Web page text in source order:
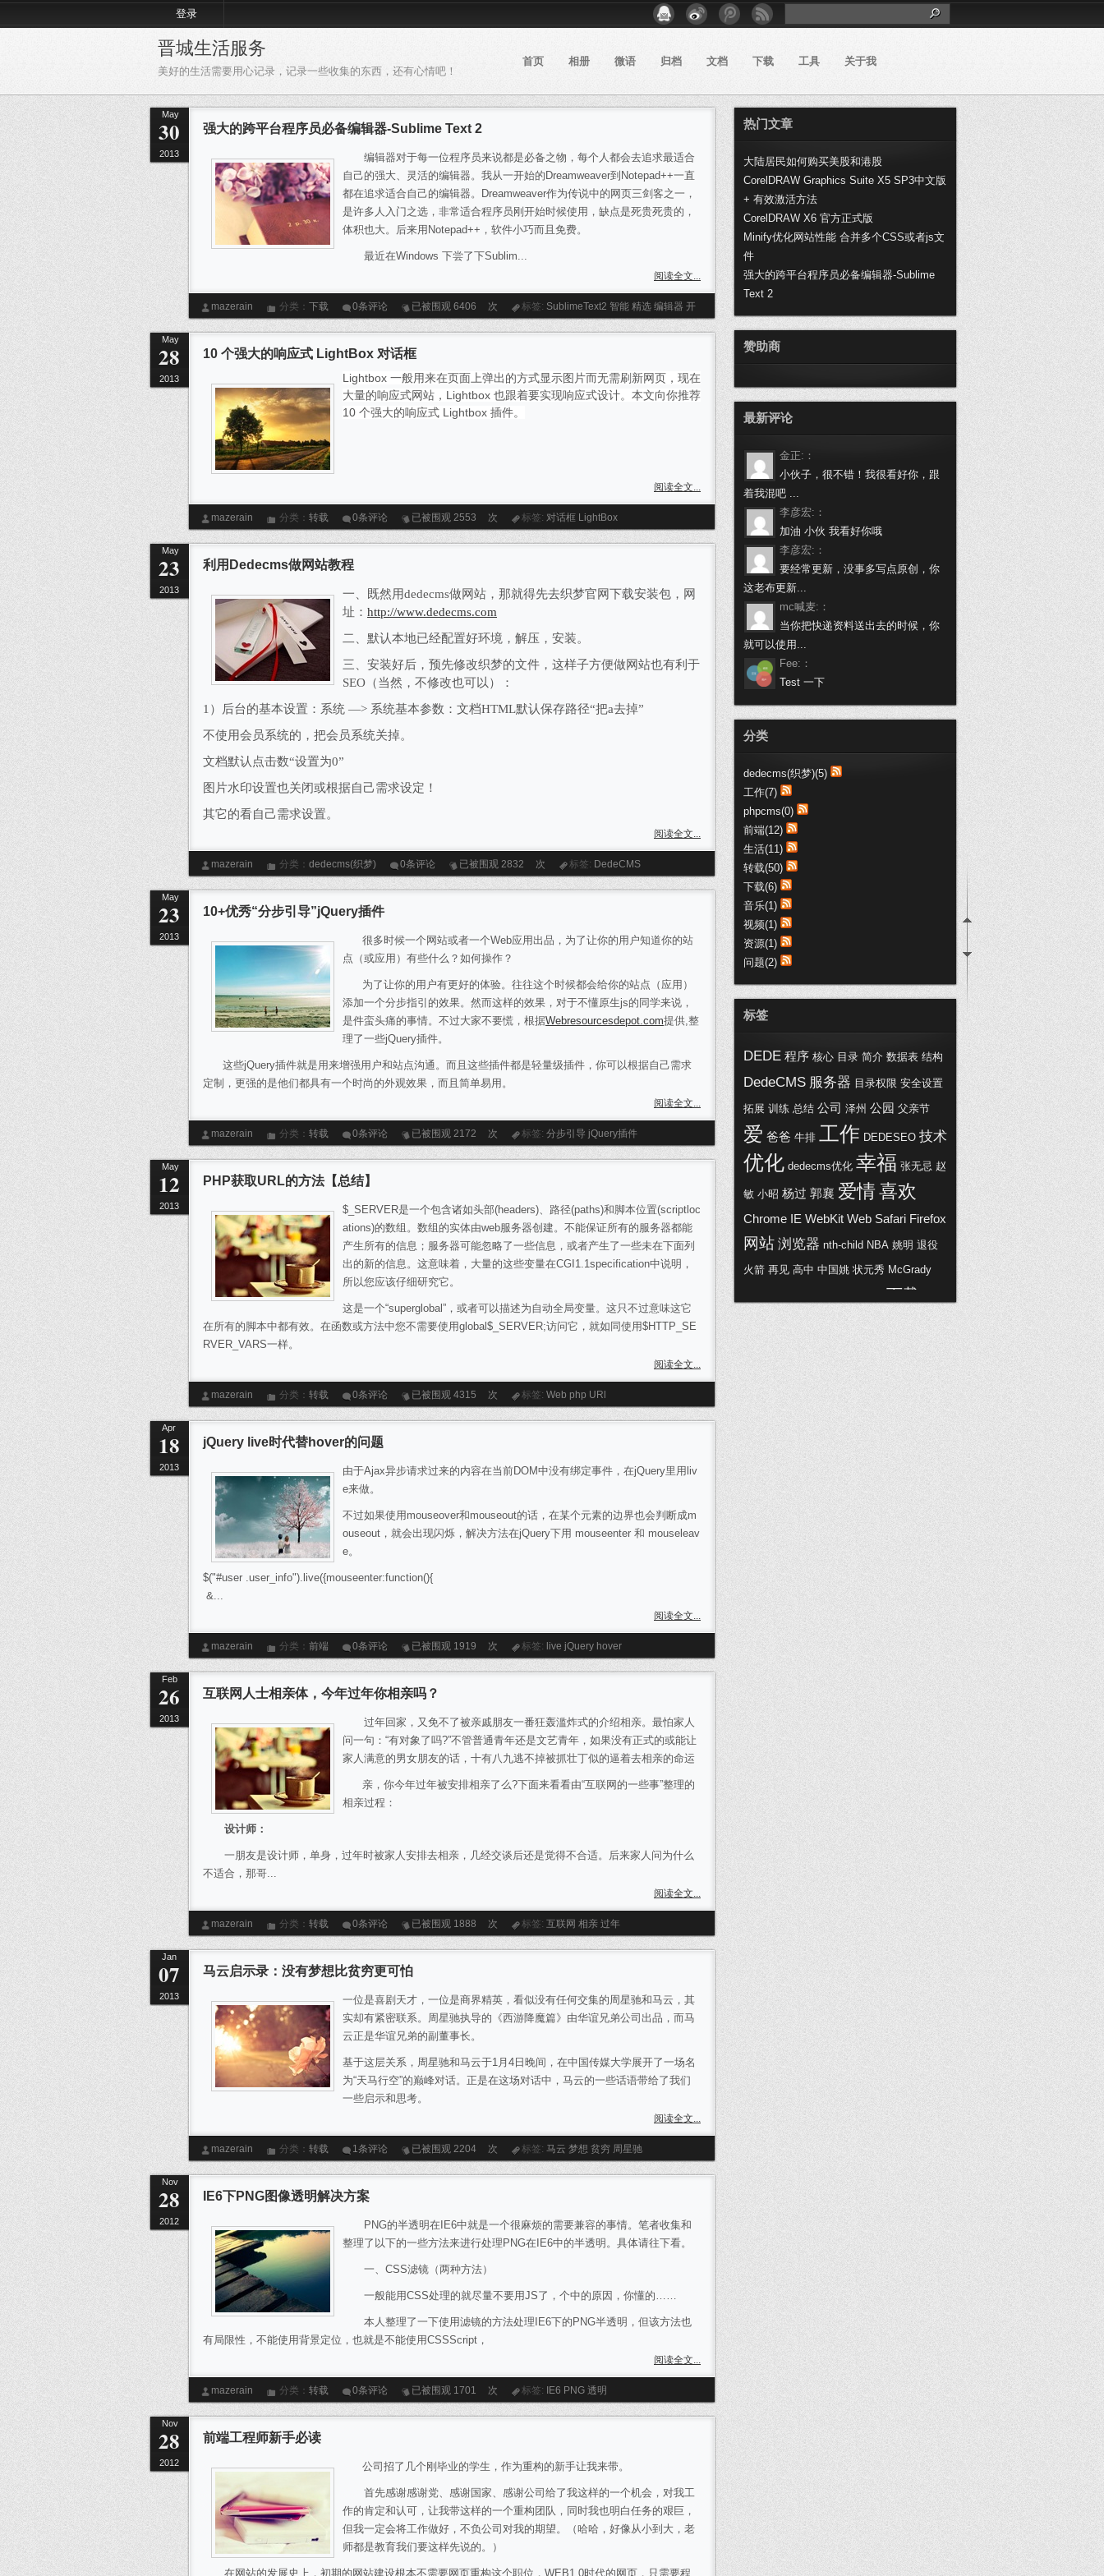
登录
晋城生活服务
美好的生活需要用心记录，记录一些收集的东西，还有心情吧！
首页 相册 微语 归档 文档 下载 工具 关于我
May
30
2013
强大的跨平台程序员必备编辑器-Sublime Text 2
编辑器对于每一位程序员来说都是必备之物，每个人都会去追求最适合
自己的强大、灵活的编辑器。我从一开始的Dreamweaver到Notepad++一直
都在追求适合自己的编辑器。Dreamweaver作为传说中的网页三剑客之一，
是许多人入门之选，非常适合程序员刚开始时候使用，缺点是死贵死贵的，
体积也大。后来用Notepad++，软件小巧而且免费。
最近在Windows 下尝了下Sublim...
阅读全文...
mazerain 分类： 下载 0条评论 已被围观 6406 次 标签: SublimeText2 智能 精选 编辑器 开
May
28
2013
10 个强大的响应式 LightBox 对话框
Lightbox 一般用来在页面上弹出的方式显示图片而无需刷新网页，现在
大量的响应式网站，Lightbox 也跟着要实现响应式设计。本文向你推荐
10 个强大的响应式 Lightbox 插件。
阅读全文...
mazerain 分类： 转载 0条评论 已被围观 2553 次 标签: 对话框 LightBox
May
23
2013
利用Dedecms做网站教程
一、既然用dedecms做网站，那就得先去织梦官网下载安装包，网
址： http://www.dedecms.com
二、默认本地已经配置好环境，解压，安装。
三、安装好后，预先修改织梦的文件，这样子方便做网站也有利于
SEO （当然，不修改也可以）：
1 ）后台的基本设置：系统 —> 系统基本参数：文档HTML默认保存路径“把a去掉”
不使用会员系统的，把会员系统关掉。
文档默认点击数“设置为0”
图片水印设置也关闭或根据自己需求设定！
其它的看自己需求设置。
阅读全文...
mazerain 分类： dedecms(织梦) 0条评论 已被围观 2832 次 标签: DedeCMS
May
23
2013
10+优秀“分步引导”jQuery插件
很多时候一个网站或者一个Web应用出品，为了让你的用户知道你的站
点（或应用）有些什么？如何操作？
为了让你的用户有更好的体验。往往这个时候都会给你的站点（应用）
添加一个分步指引的效果。然而这样的效果，对于不懂原生js的同学来说，
是件蛮头痛的事情。不过大家不要慌，根据Webresourcesdepot.com提供,整
理了一些jQuery插件。
这些jQuery插件就是用来增强用户和站点沟通。而且这些插件都是轻量级插件，你可以根据自己需求
定制，更强的是他们都具有一个时尚的外观效果，而且简单易用。
阅读全文...
mazerain 分类： 转载 0条评论 已被围观 2172 次 标签: 分步引导 jQuery插件
May
12
2013
PHP获取URL的方法【总结】
$_SERVER是一个包含诸如头部(headers)、路径(paths)和脚本位置(scriptloc
ations)的数组。数组的实体由web服务器创建。不能保证所有的服务器都能
产生所有的信息；服务器可能忽略了一些信息，或者产生了一些未在下面列
出的新的信息。这意味着，大量的这些变量在CGI1.1specification中说明，
所以您应该仔细研究它。
这是一个“superglobal”，或者可以描述为自动全局变量。这只不过意味这它
在所有的脚本中都有效。在函数或方法中您不需要使用global$_SERVER;访问它，就如同使用$HTTP_SE
RVER_VARS一样。
阅读全文...
mazerain 分类： 转载 0条评论 已被围观 4315 次 标签: Web php URl
Apr
18
2013
jQuery live时代替hover的问题
由于Ajax异步请求过来的内容在当前DOM中没有绑定事件，在jQuery里用liv
e来做。
不过如果使用mouseover和mouseout的话，在某个元素的边界也会判断成m
ouseout，就会出现闪烁，解决方法在jQuery下用 mouseenter 和 mouseleav
e。
$("#user .user_info").live({mouseenter:function(){
&...
阅读全文...
mazerain 分类： 前端 0条评论 已被围观 1919 次 标签: live jQuery hover
Feb
26
2013
互联网人士相亲体，今年过年你相亲吗？
过年回家，又免不了被亲戚朋友一番狂轰滥炸式的介绍相亲。最怕家人
问一句：“有对象了吗?”不管普通青年还是文艺青年，如果没有正式的或能让
家人满意的男女朋友的话，十有八九逃不掉被抓壮丁似的逼着去相亲的命运
亲，你今年过年被安排相亲了么?下面来看看由“互联网的一些事”整理的
相亲过程：
设计师：
一朋友是设计师，单身，过年时被家人安排去相亲，几经交谈后还是觉得不合适。后来家人问为什么
不适合，那哥...
阅读全文...
mazerain 分类： 转载 0条评论 已被围观 1888 次 标签: 互联网 相亲 过年
Jan
07
2013
马云启示录：没有梦想比贫穷更可怕
一位是喜剧天才，一位是商界精英，看似没有任何交集的周星驰和马云，其
实却有紧密联系。周星驰执导的《西游降魔篇》由华谊兄弟公司出品，而马
云正是华谊兄弟的副董事长。
基于这层关系，周星驰和马云于1月4日晚间，在中国传媒大学展开了一场名
为“天马行空”的巅峰对话。正是在这场对话中，马云的一些话语带给了我们
一些启示和思考。
阅读全文...
mazerain 分类： 转载 1条评论 已被围观 2204 次 标签: 马云 梦想 贫穷 周星驰
Nov
28
2012
IE6下PNG图像透明解决方案
PNG的半透明在IE6中就是一个很麻烦的需要兼容的事情。笔者收集和
整理了以下的一些方法来进行处理PNG在IE6中的半透明。具体请往下看。
一、CSS滤镜（两种方法）
一般能用CSS处理的就尽量不要用JS了，个中的原因，你懂的……
本人整理了一下使用滤镜的方法处理IE6下的PNG半透明，但该方法也
有局限性，不能使用背景定位，也就是不能使用CSSScript，
阅读全文...
mazerain 分类： 转载 0条评论 已被围观 1701 次 标签: IE6 PNG 透明
Nov
28
2012
前端工程师新手必读
公司招了几个刚毕业的学生，作为重构的新手让我来带。
首先感谢感谢党、感谢国家、感谢公司给了我这样的一个机会，对我工
作的肯定和认可，让我带这样的一个重构团队，同时我也明白任务的艰巨，
但我一定会将工作做好，不负公司对我的期望。（哈哈，好像从小到大，老
师都是教育我们要这样先说的。）
在网站的发展史上，初期的网站建设根本不需要网页重构这个职位，WEB1.0时代的网页，只需要程
热门文章
大陆居民如何购买美股和港股
CorelDRAW Graphics Suite X5 SP3中文版
+ 有效激活方法
CorelDRAW X6 官方正式版
Minify优化网站性能 合并多个CSS或者js文
件
强大的跨平台程序员必备编辑器-Sublime
Text 2
赞助商
最新评论
金正:：
小伙子，很不错！我很看好你，跟
着我混吧 ...
李彦宏:：
加油 小伙 我看好你哦
李彦宏:：
要经常更新，没事多写点原创，你
这老布更新...
mc喊麦:：
当你把快递资料送出去的时候，你
就可以使用...
Fee:：
Test 一下
做个程序员挺不容易的，身有体会
趣购网:：
这些代码真心不错，收藏了哦
黑喵客:：
不错不错，都是医疗行业-SEM干货
呀，加...
浦西vip:：
交换链接，您的博客写的不错。
分类
dedecms(织梦)(5)
工作(7)
phpcms(0)
前端(12)
生活(11)
转载(50)
下载(6)
音乐(1)
视频(1)
资源(1)
问题(2)
标签
DEDE 程序 核心 目录 简介 数据表 结构
DedeCMS 服务器 目录权限 安全设置
拓展 训练 总结 公司 泽州 公园 父亲节
爱 爸爸 牛排 工作 DEDESEO 技术
优化 dedecms优化 幸福 张无忌 赵
敏 小昭 杨过 郭襄 爱情喜欢
Chrome IE WebKit Web Safari Firefox
网站 浏览器 nth-child NBA 姚明 退役
火箭 再见 高中 中国姚 状元秀 McGrady
下载
php
动
郭美美 红十字 达芬奇 赖昌星
Google 视频
Apache Rewrite 精简 Gzip压缩
JavaScript CSS
兰州
下属 情人节 麻
烦 老板 职场 歌词 香港
音
阴差阳错 烟花 金
流光 岁月 素颜 温暖 鱼尾
纹 忧伤 前端 兼容性
笔记 Explorer
Apple
Opera
Trident Gecko Presto csshack 动画
经验 喜欢你 一起
情绪 故宫 失恋33天
晋城 广告 深沉 父爱 美丽 谎言
陆
平淡 醒悟 执
行力 领导力 曹操 孙权 用户体验
工业 设计 产品 页面重构
htaccess 大全 重定向
SEO 防盗链 晋城生活服务网 博
客
懒惰 OneNote
编辑
美工
备案 域名 CSS Sprites
序列号 官方正式版 CorelDRAWX6
百度
网盘
CorelDRAW 网盘邀请 百度网盘介绍
Dreamweaver
DreamweaverCS6 新增功能
IE6
PNG 透明 马云 贫穷 周星驰
jQuery
jQuery插件
对话框
SublimeText2
智能
开发 spider
admin flash 图表工作 绘制插
件 苦逼设计师 产品经理与设计师
沟通 周鸿祎 背景图片
高端
互联网新闻
雷军 小米手机
expression
PS 排号 辛酸历程 2013
国家地理
获奖作品 2013年 必应 十大
生活 程序员 NivoSlider
Slider
noConflict
REQUEST_URI
HTTP_X_REWRITE_URL IIS Apach